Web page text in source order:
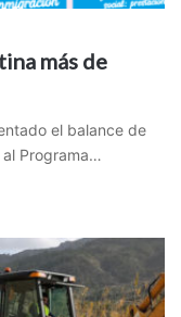
más de
el balance de
Programa…